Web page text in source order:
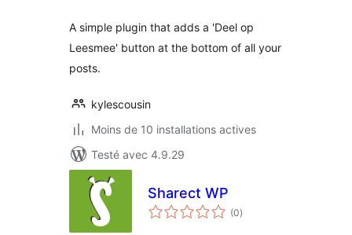
A simple plugin that adds a 'Deel op
Leesmee' button at the bottom of all your
posts.
kylescousin
Moins de 10 installations actives
Testé avec 4.9.29
Sharect WP
(0notes
en
)